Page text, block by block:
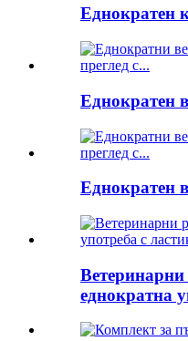
Еднократен
Еднократен
Еднократен
еднократна